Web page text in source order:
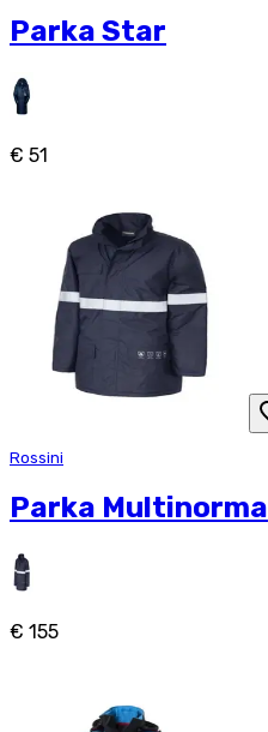
Parka Star
€ 51
Rossini
Parka Multinorma
€ 155